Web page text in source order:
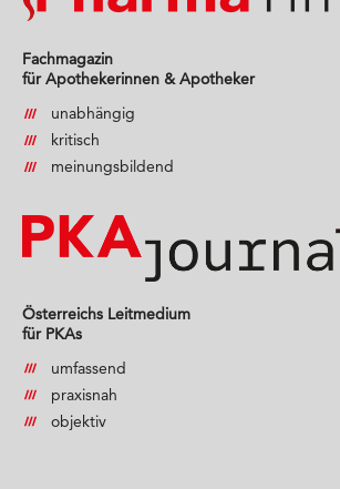
Fachmagazin
für Apothekerinnen & Apotheker
unabhängig
kritisch
meinungsbildend
Österreichs Leitmedium
für PKAs
umfassend
praxisnah
objektiv